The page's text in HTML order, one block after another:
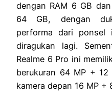
dengan RAM 6 GB
64 GB, dengan
performa dari
diragukan lagi.
Realme 6 Pro ini
berukuran 64 MP +
kamera depan 16 MP +